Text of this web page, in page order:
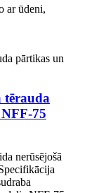
ar ūdeni,
tērauda
75
nerūsējošā